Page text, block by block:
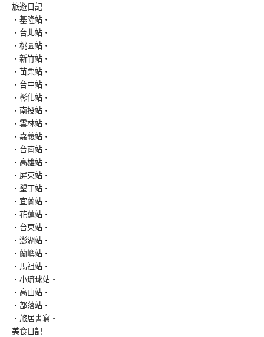
旅遊日記
‧基隆站‧
‧台北站‧
‧桃園站‧
‧新竹站‧
‧苗栗站‧
‧台中站‧
‧彰化站‧
‧南投站‧
‧雲林站‧
‧嘉義站‧
‧台南站‧
‧高雄站‧
‧屏東站‧
‧墾丁站‧
‧宜蘭站‧
‧花蓮站‧
‧台東站‧
‧澎湖站‧
‧蘭嶼站‧
‧馬祖站‧
‧小琉球站‧
‧高山站‧
‧部落站‧
‧旅居書寫‧
美食日記